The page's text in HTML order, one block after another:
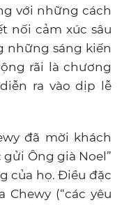
với những cách
nối cảm xúc sâu
những sáng kiến
rãi là chương
ra vào dịp lễ
đã mời khách
Ông già Noel”
của họ. Điều đặc
(“các yêu